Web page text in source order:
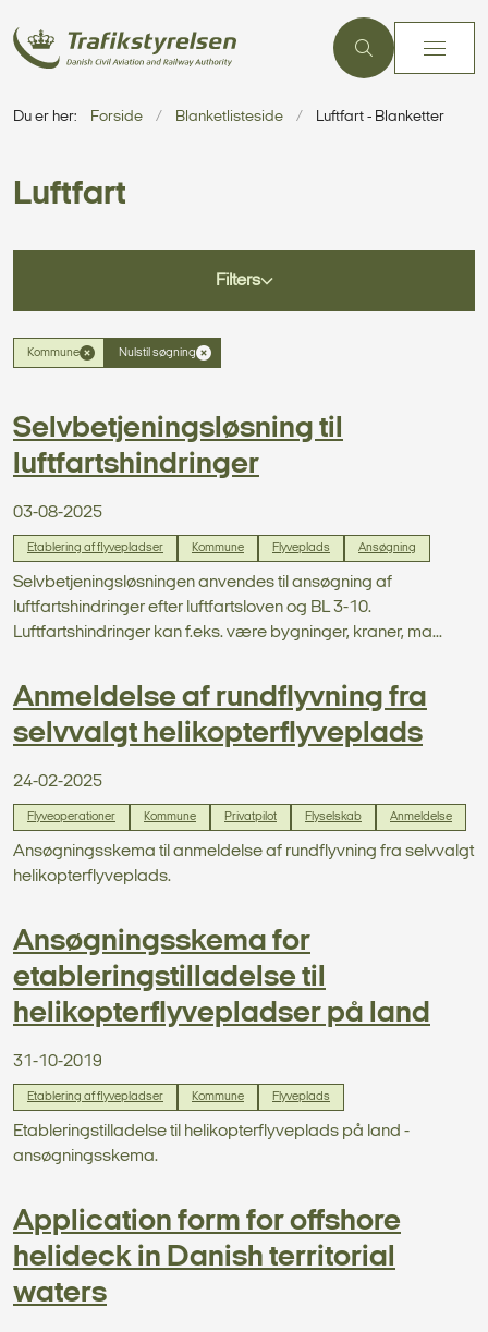
Du er her: Forside Blanketlisteside Luftfart - Blanketter
Luftfart
Filters
Kommune Nulstil søgning
Selvbetjeningsløsning til
luftfartshindringer
03-08-2025
Etablering af flyvepladser Kommune Flyveplads Ansøgning
Selvbetjeningsløsningen anvendes til ansøgning af
luftfartshindringer efter luftfartsloven og BL 3-10.
Luftfartshindringer kan f.eks. være bygninger, kraner, ma...
Anmeldelse af rundflyvning fra
selvvalgt helikopterflyveplads
24-02-2025
Flyveoperationer Kommune Privatpilot Flyselskab Anmeldelse
Ansøgningsskema til anmeldelse af rundflyvning fra selvvalgt
helikopterflyveplads.
Ansøgningsskema for
etableringstilladelse til
helikopterflyvepladser på land
31-10-2019
Etablering af flyvepladser Kommune Flyveplads
Etableringstilladelse til helikopterflyveplads på land -
ansøgningsskema.
Application form for offshore
helideck in Danish territorial
waters